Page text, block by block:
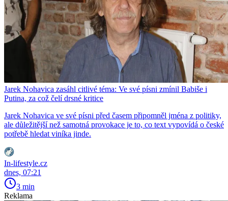
Jarek Nohavica zasáhl citlivé téma: Ve své písni zmínil Babiše i
Putina, za což čelí drsné kritice
Jarek Nohavica ve své písni před časem připomněl jména z politiky,
ale důležitější než samotná provokace je to, co text vypovídá o české
potřebě hledat viníka jinde.
In-lifestyle.cz
dnes, 07:21
3 min
Reklama